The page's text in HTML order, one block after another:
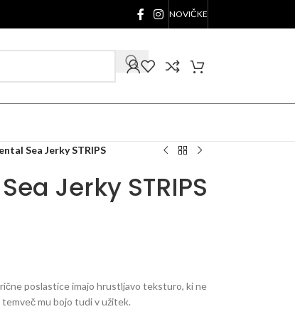
NOVIČKE
Sea Jerky STRIPS
Jerky STRIPS
poslastice imajo hrustljavo teksturo, ki ne
mu bojo tudi v užitek.